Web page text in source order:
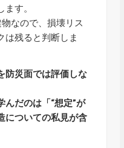
す。
なので、損壊リス
は残ると判断しま
防災面では評価しな
んだのは「“想定”が
についての私見が含